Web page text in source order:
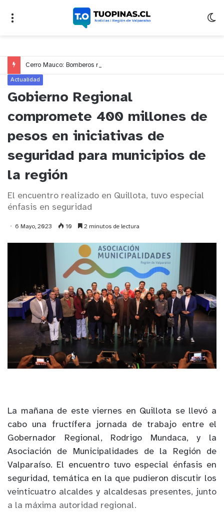
Actualidad
Gobierno Regional
compromete 400 millones de
pesos en iniciativas de
seguridad para municipios de
la región
El encuentro realizado en Quillota, tuvo especial
énfasis en seguridad
6 Mayo, 2023 10 2 minutos de lectura
La mañana de este viernes en Quillota se llevó a
cabo una fructífera jornada de trabajo entre el
Gobernador Regional, Rodrigo Mundaca, y la
Asociación de Municipalidades de la Región de
Valparaíso. El encuentro tuvo especial énfasis en
seguridad, temática en la que pudieron discutir los
veinticuatro alcaldes y alcaldesas presentes, junto
a la máxima autoridad regional.